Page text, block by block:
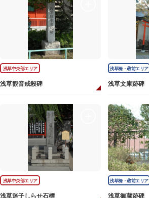
浅草中央部エリア
浅草観音戒殺碑
浅草橋・蔵前エリア
浅草文庫跡碑
浅草中央部エリア
浅草迷子しらせ石標
浅草橋・蔵前エリア
浅草御蔵跡碑